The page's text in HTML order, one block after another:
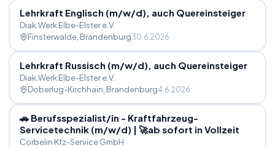
Lehrkraft Englisch (m/w/d), auch Quereinsteiger
Diak.Werk Elbe-Elster e.V.
Finsterwalde, Brandenburg30.6.2026
Lehrkraft Russisch (m/w/d), auch Quereinsteiger
Diak.Werk Elbe-Elster e.V.
Doberlug-Kirchhain , Brandenburg4.6.2026
🚗 Berufsspezialist/in - Kraftfahrzeug-
Servicetechnik (m/w/d) | 🚀ab sofort in Vollzeit
Corbelin Kfz-Service GmbH